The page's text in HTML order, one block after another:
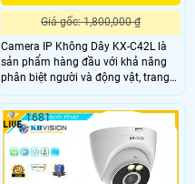
Giá gốc: 1,800,000 ₫
Camera IP Không Dây KX-C42L là
sản phẩm hàng đầu với khả năng
phân biệt người và động vật, trang
bị báo động chủ động bằng còi và
đèn, đảm bảo an ninh hiệu quả. Sản
phẩm có độ phân giải 4.0 MP, cho
hình ảnh sắc nét cả ngày và đêm,
với chất lượng màu sắc ban đêm
đặc biệt
1681